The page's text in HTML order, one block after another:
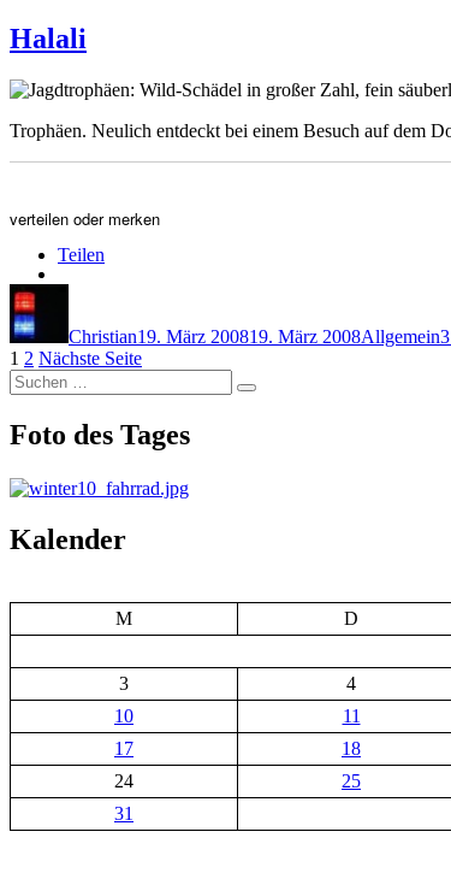
Halali
Trophäen. Neulich entdeckt bei einem Besuch auf dem
verteilen oder merken
Teilen
Christian19. März 200819. März 2008Allgemein
Seitennummerierung
der
Beiträge
Seite
1 Seite
2 Nächste Seite
Suchen
nach:
Suchen
Foto des Tages
Kalender
M
D
3
4
10
11
17
18
24
25
31